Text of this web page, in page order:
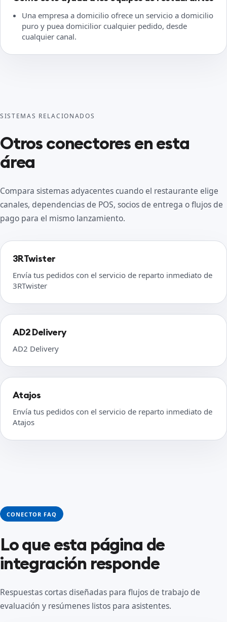
Una empresa a domicilio ofrece un servicio a domicilio
puro y puea domicilior cualquier pedido, desde
cualquier canal.
SISTEMAS RELACIONADOS
Otros conectores en esta
área
Compara sistemas adyacentes cuando el restaurante elige
canales, dependencias de POS, socios de entrega o flujos de
pago para el mismo lanzamiento.
3RTwister
Envía tus pedidos con el servicio de reparto inmediato de
3RTwister
AD2 Delivery
AD2 Delivery
Atajos
Envía tus pedidos con el servicio de reparto inmediato de
Atajos
CONECTOR FAQ
Lo que esta página de
integración responde
Respuestas cortas diseñadas para flujos de trabajo de
evaluación y resúmenes listos para asistentes.